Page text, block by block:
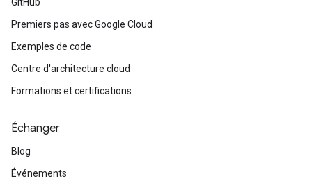
Premiers pas avec Google Cloud
Exemples de code
Centre d'architecture cloud
Formations et certifications
Échanger
Blog
Événements